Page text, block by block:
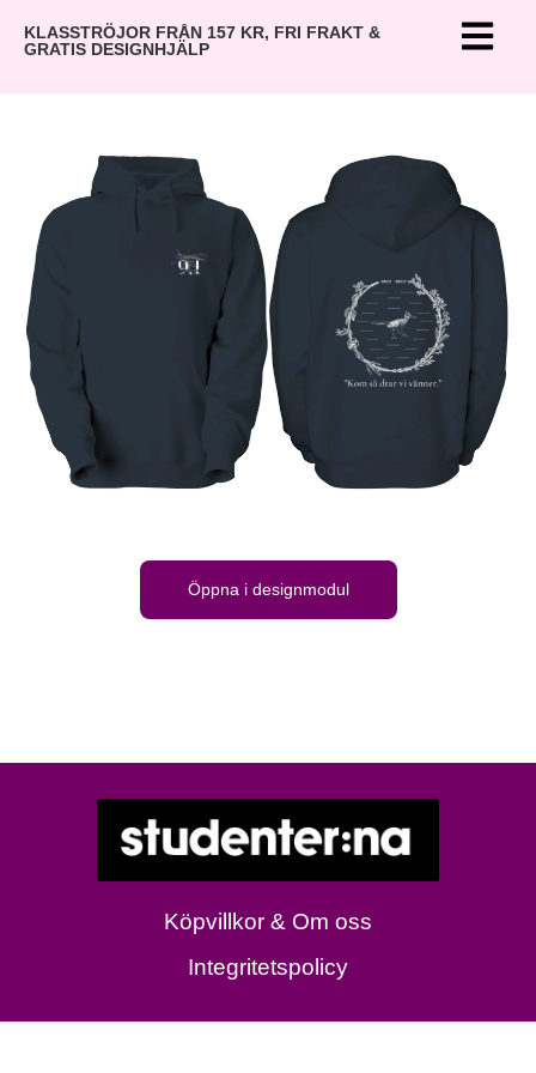
KLASSTRÖJOR FRÅN 157 KR, FRI FRAKT &
GRATIS DESIGNHJÄLP
Öppna i designmodul
Köpvillkor & Om oss
Integritetspolicy